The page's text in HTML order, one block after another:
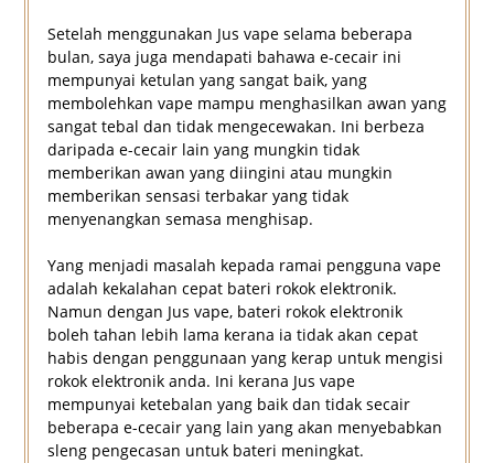
Setelah menggunakan Jus vape selama beberapa
bulan, saya juga mendapati bahawa e-cecair ini
mempunyai ketulan yang sangat baik, yang
membolehkan vape mampu menghasilkan awan yang
sangat tebal dan tidak mengecewakan. Ini berbeza
daripada e-cecair lain yang mungkin tidak
memberikan awan yang diingini atau mungkin
memberikan sensasi terbakar yang tidak
menyenangkan semasa menghisap.
Yang menjadi masalah kepada ramai pengguna vape
adalah kekalahan cepat bateri rokok elektronik.
Namun dengan Jus vape, bateri rokok elektronik
boleh tahan lebih lama kerana ia tidak akan cepat
habis dengan penggunaan yang kerap untuk mengisi
rokok elektronik anda. Ini kerana Jus vape
mempunyai ketebalan yang baik dan tidak secair
beberapa e-cecair yang lain yang akan menyebabkan
sleng pengecasan untuk bateri meningkat.